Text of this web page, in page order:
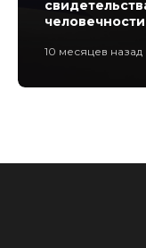
человечности
10 месяцев назад